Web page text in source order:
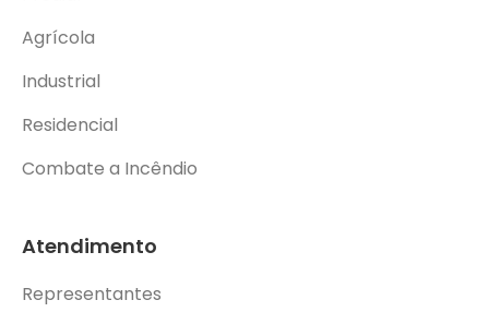
Agrícola
Industrial
Residencial
Combate a Incêndio
Atendimento
Representantes